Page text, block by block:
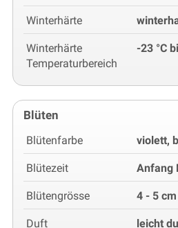
Winterhärte
Winterhärte
Temperaturbereich
-23 °C
Blüten
Blütenfarbe violett,
Blütezeit Anfang
Blütengrösse 4 - 5 cm
Duft leicht